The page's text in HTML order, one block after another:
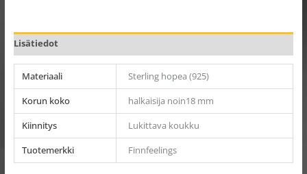
Lisätiedot
Materiaali
Sterling hopea (925)
Korun koko
halkaisija noin18 mm
Kiinnitys
Lukittava koukku
Tuotemerkki
Finnfeelings